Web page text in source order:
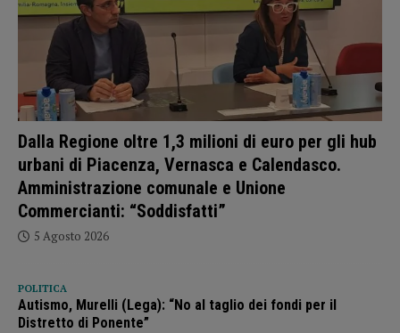
Dalla Regione oltre 1,3 milioni di euro per gli hub
urbani di Piacenza, Vernasca e Calendasco.
Amministrazione comunale e Unione
Commercianti: “Soddisfatti”
5 Agosto 2026
POLITICA
Autismo, Murelli (Lega): “No al taglio dei fondi per il
Distretto di Ponente”